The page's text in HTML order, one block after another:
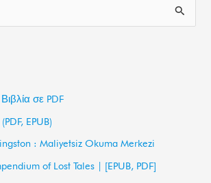
σε PDF
EPUB)
: Maliyetsiz Okuma Merkezi
of Lost Tales | [EPUB, PDF]